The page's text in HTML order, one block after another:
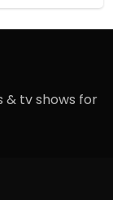
& tv shows for